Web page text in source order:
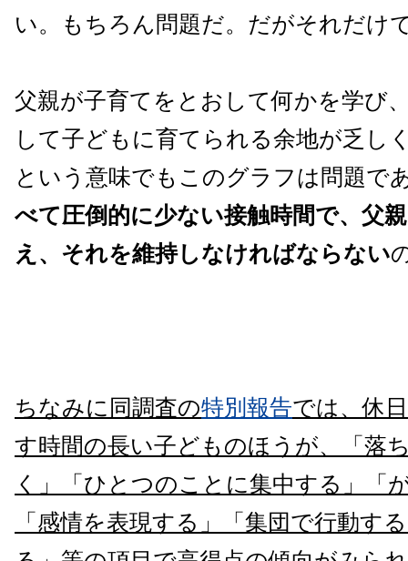
い。もちろん問題だ。だがそれだけ
父親が子育てをとおして何かを学び
して子どもに育てられる余地が乏し
という意味でもこのグラフは問題で
べて圧倒的に少ない接触時間で、父
え 、 それを維持しなければならない
ちなみに同調査の特別報告では、休
す時間の長い子どものほうが、「落
く」「ひとつのことに集中する」「
「感情を表現する」「集団で行動す